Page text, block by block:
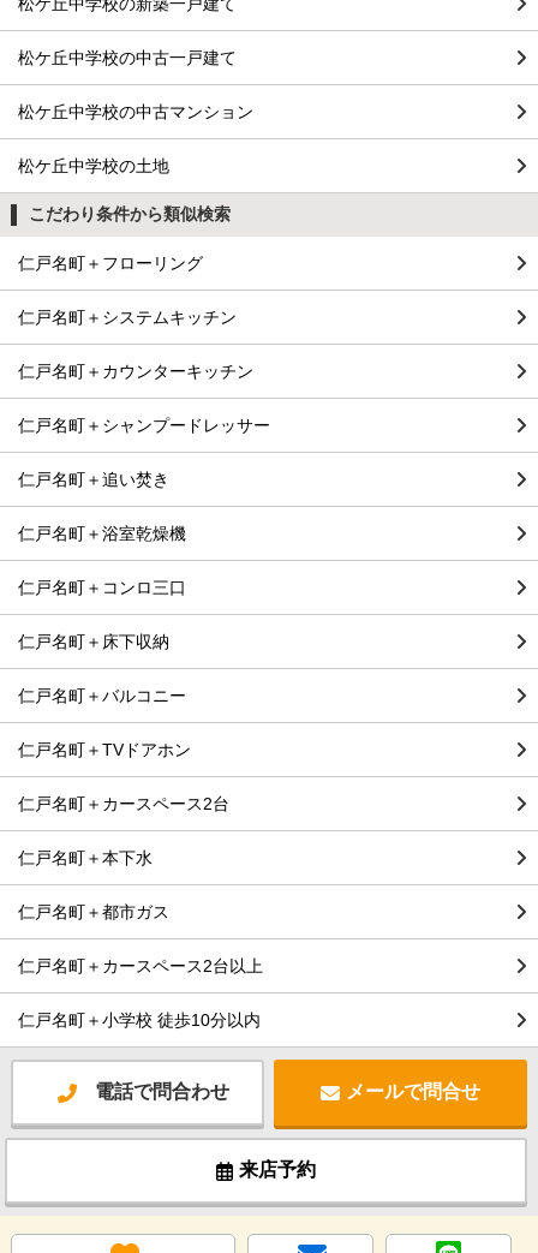
松ケ丘中学校の新築一戸建て
松ケ丘中学校の中古一戸建て
松ケ丘中学校の中古マンション
松ケ丘中学校の土地
こだわり条件から類似検索
仁戸名町＋フローリング
仁戸名町＋システムキッチン
仁戸名町＋カウンターキッチン
仁戸名町＋シャンプードレッサー
仁戸名町＋追い焚き
仁戸名町＋浴室乾燥機
仁戸名町＋コンロ三口
仁戸名町＋床下収納
仁戸名町＋バルコニー
仁戸名町＋TVドアホン
仁戸名町＋カースペース2台
仁戸名町＋本下水
仁戸名町＋都市ガス
仁戸名町＋カースペース2台以上
仁戸名町＋小学校 徒歩10分以内
電話で問合わせ メールで問合せ
来店予約